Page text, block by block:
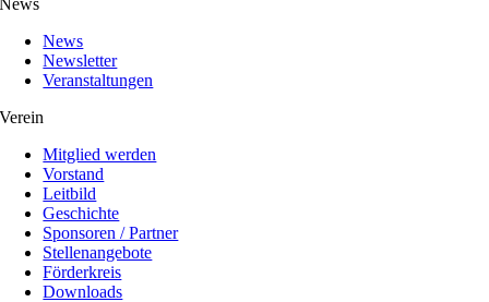
News
News
Newsletter
Veranstaltungen
Verein
Mitglied werden
Vorstand
Leitbild
Geschichte
Sponsoren / Partner
Stellenangebote
Förderkreis
Downloads